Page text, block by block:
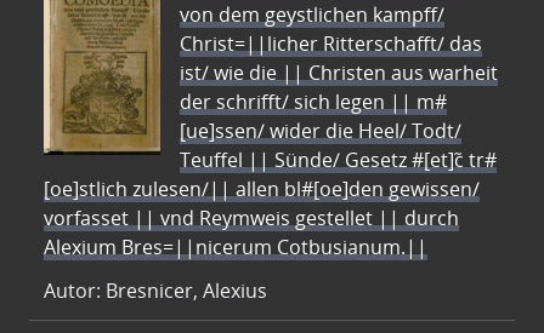
von dem geystlichen kampff/
Christ=||licher Ritterschafft/ das
ist/ wie die || Christen aus warheit
der schrifft/ sich legen || m#
[ue]ssen/ wider die Heel/ Todt/
Teuffel || Sünde/ Gesetz #[et]c̃ tr#
[oe]stlich zulesen/|| allen bl#[oe]den gewissen/
vorfasset || vnd Reymweis gestellet || durch
Alexium Bres=||nicerum Cotbusianum.||
Autor: Bresnicer, Alexius